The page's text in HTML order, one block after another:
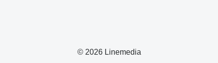
© 2026 Linemedia